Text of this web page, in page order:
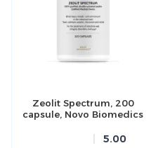
Zeolit Spectrum, 200
capsule, Novo Biomedics
5.00